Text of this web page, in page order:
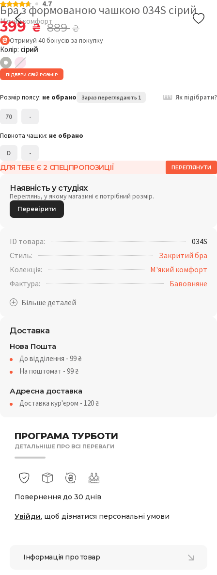
4.7
Бра з формованою чашкою 034S сірий
М'який комфорт
399₴ 889₴
Отримуй 40бонусів за покупку
Колір: сірий
ПІДБЕРИ СВІЙ РОЗМІР
Розмір поясу: не обрано Зараз переглядають 1 Як підібрати?
70 -
Повнота чашки: не обрано
D -
ДЛЯ ТЕБЕ Є 2 СПЕЦПРОПОЗИЦІЇ ПЕРЕГЛЯНУТИ
ПРОГРАМА ТУРБОТИ
ДЕТАЛЬНІШЕ ПРО ВСІ ПЕРЕВАГИ
Повернення до 30 днів
Увійди, щоб дізнатися персональні умови
Наявність у студіях
Переглянь, у якому магазині є потрібний розмір.
Перевірити
ID товара:
034S
Стиль:
Закритий бра
Колекція:
М'який комфорт
Фактура:
Бавовняне
Доставка
Нова Пошта
До відділення - 99₴
На поштомат - 99₴
Адресна доставка
Доставка кур'єром - 120₴
Інформація про товар